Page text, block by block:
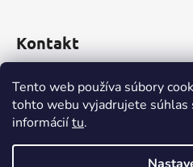
Tento web používa súbory
tohto webu vyjadrujete súhlas
informáciítu.
Kontakt
obchod@incomp.sk
0910 999 552